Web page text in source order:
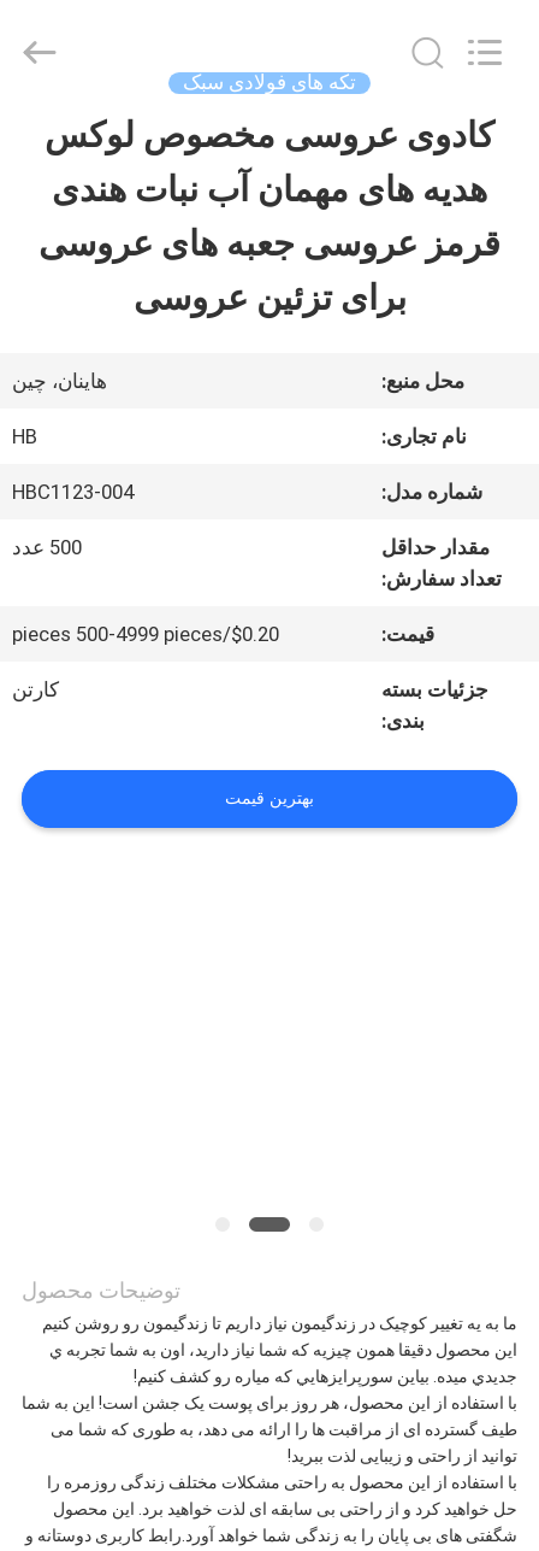
خانه
محصولات
کارخانه
نقشه
سایت
سیاست
حفظ
Electric
Reserved.
تکه های فولادی سبک
کادوی عروسی مخصوص لوکس
هدیه های مهمان آب نبات هندی
قرمز عروسی جعبه های عروسی
برای تزئین عروسی
محل منبع: هاینان، چین
نام تجاری: HB
شماره مدل: HBC1123-004
مقدار حداقل
تعداد سفارش:
500 عدد
قیمت: $0.20/pieces 500-4999 pieces
جزئیات بسته
بندی:
کارتن
بهترین قیمت
توضیحات محصول
ما به يه تغيير کوچيک در زندگيمون نياز داريم تا زندگيمون رو روشن کنيم
اين محصول دقیقا همون چيزيه که شما نياز داريد، اون به شما تجربه ي
جديدي ميده. بياين سورپرايزهايي که مياره رو کشف کنيم!
با استفاده از این محصول، هر روز برای پوست یک جشن است! این به شما
طیف گسترده ای از مراقبت ها را ارائه می دهد، به طوری که شما می
توانید از راحتی و زیبایی لذت ببرید!
با استفاده از این محصول به راحتی مشکلات مختلف زندگی روزمره را
حل خواهید کرد و از راحتی بی سابقه ای لذت خواهید برد. این محصول
شگفتی های بی پایان را به زندگی شما خواهد آورد.رابط کاربری دوستانه و